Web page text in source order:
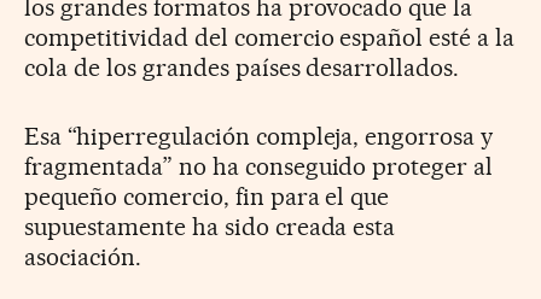
los grandes formatos ha provocado que la
competitividad del comercio español esté a la
cola de los grandes países desarrollados.
Esa “hiperregulación compleja, engorrosa y
fragmentada” no ha conseguido proteger al
pequeño comercio, fin para el que
supuestamente ha sido creada esta
asociación.